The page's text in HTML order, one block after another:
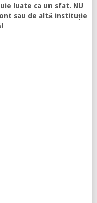
luate ca un sfat. NU
sau de altă instituție